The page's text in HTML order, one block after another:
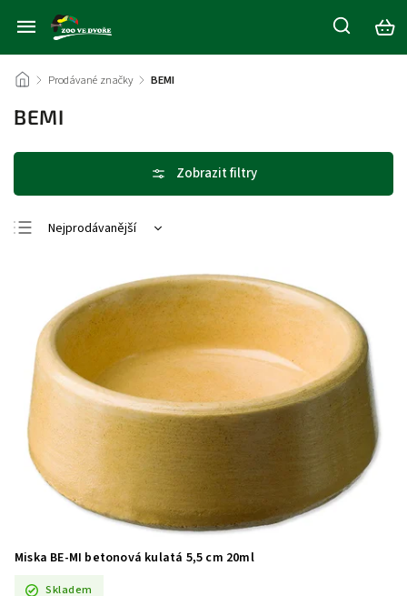
/ Prodávané značky / BEMI
BEMI
Nejprodávanější
Nejdražší
Abecedně
Miska BE-MI betonová kulatá 5,5 cm 20ml
Skladem